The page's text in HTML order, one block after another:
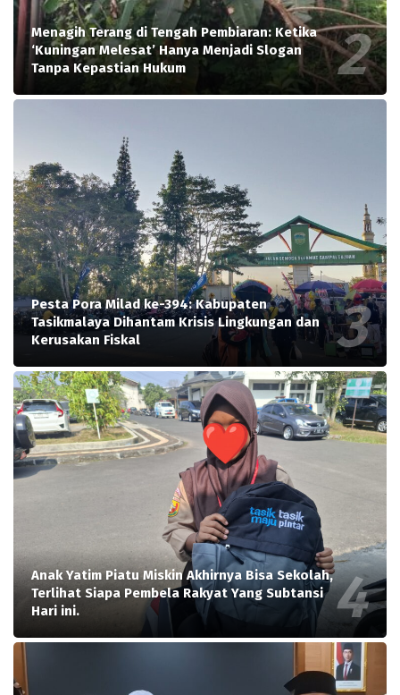
Menagih Terang di Tengah Pembiaran: Ketika
‘Kuningan Melesat’ Hanya Menjadi Slogan
Tanpa Kepastian Hukum
Pesta Pora Milad ke-394: Kabupaten
Tasikmalaya Dihantam Krisis Lingkungan dan
Kerusakan Fiskal
Anak Yatim Piatu Miskin Akhirnya Bisa Sekolah,
Terlihat Siapa Pembela Rakyat Yang Subtansi
Hari ini.